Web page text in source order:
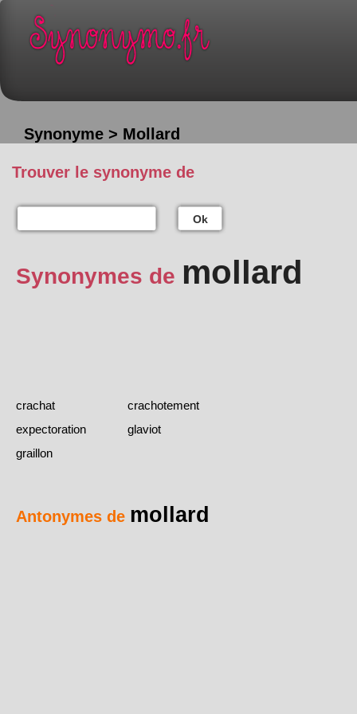
Synonyme > Mollard
Trouver le synonyme de
Ok
Synonymes de mollard
crachat
crachotement
expectoration
glaviot
graillon
Antonymes de mollard